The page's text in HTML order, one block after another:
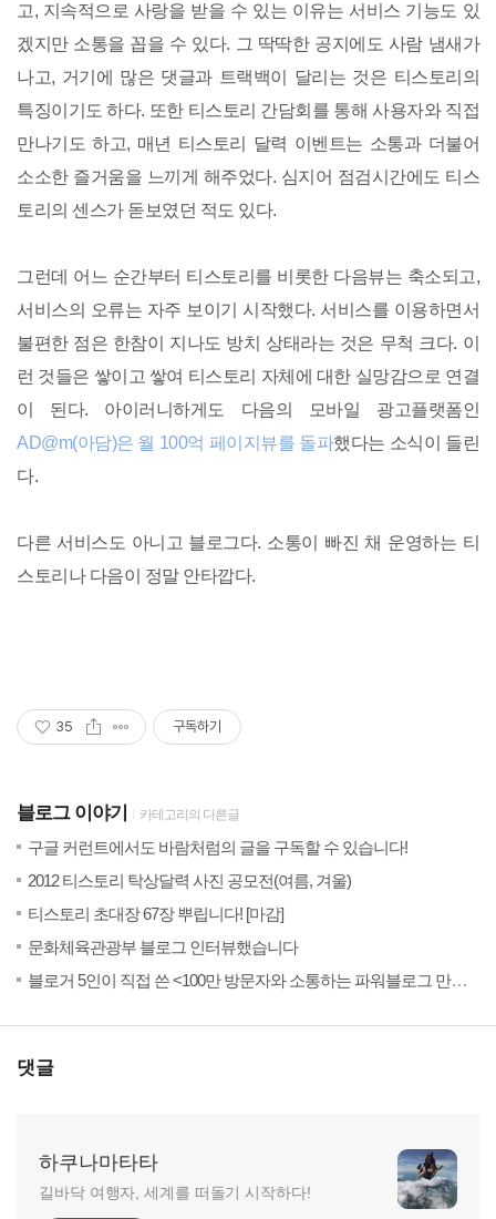
고, 지속적으로 사랑을 받을 수 있는 이유는 서비스 기능도 있
겠지만 소통을 꼽을 수 있다. 그 딱딱한 공지에도 사람 냄새가
나고, 거기에 많은 댓글과 트랙백이 달리는 것은 티스토리의
특징이기도 하다. 또한 티스토리 간담회를 통해 사용자와 직접
만나기도 하고, 매년 티스토리 달력 이벤트는 소통과 더불어
소소한 즐거움을 느끼게 해주었다. 심지어 점검시간에도 티스
토리의 센스가 돋보였던 적도 있다.
그런데 어느 순간부터 티스토리를 비롯한 다음뷰는 축소되고,
서비스의 오류는 자주 보이기 시작했다. 서비스를 이용하면서
불편한 점은 한참이 지나도 방치 상태라는 것은 무척 크다. 이
런 것들은 쌓이고 쌓여 티스토리 자체에 대한 실망감으로 연결
이 된다. 아이러니하게도 다음의 모바일 광고플랫폼인
AD@m(아담)은 월 100억 페이지뷰를 돌파했다는 소식이 들린
다.
다른 서비스도 아니고 블로그다. 소통이 빠진 채 운영하는 티
스토리나 다음이 정말 안타깝다.
35 구독하기
블로그 이야기 카테고리의 다른글
구글 커런트에서도 바람처럼의 글을 구독할 수 있습니다!
2012 티스토리 탁상달력 사진 공모전(여름, 겨울)
티스토리 초대장 67장 뿌립니다! [마감]
문화체육관광부 블로그 인터뷰했습니다
블로거 5인이 직접 쓴 <100만 방문자와 소통하는 파워블로그 만들기>가 나왔습니다
댓글
하쿠나마타타
길바닥 여행자, 세계를 떠돌기 시작하다!